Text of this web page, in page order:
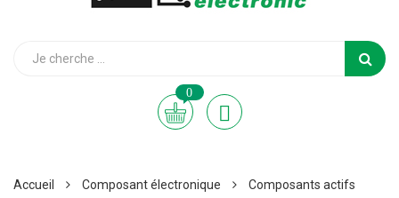
0
Accueil Composant électronique
Composants actifs